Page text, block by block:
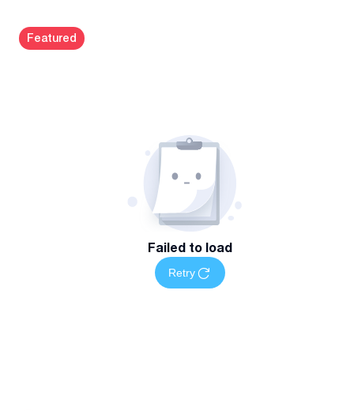
სწრაფი და ხარისხზე ორიენტირებული მომსახურება
მომსახურების არეალი და ხელმისაწვდომობა
მებაღის მომსახურება ხელმისაწვდომია თბილისში
ერთჯერადი, ასევე გრძელვადიანი თანამშრომლობის
Featured
Failed to load
Retry